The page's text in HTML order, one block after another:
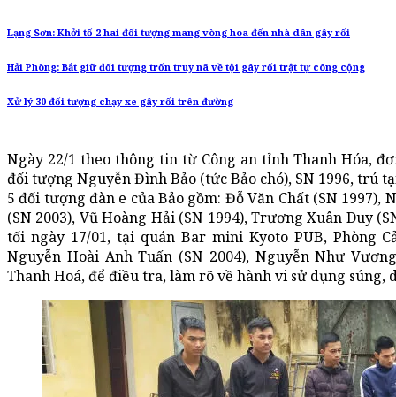
Lạng Sơn: Khởi tố 2 hai đối tượng mang vòng hoa đến nhà dân gây rối
Hải Phòng: Bắt giữ đối tượng trốn truy nã về tội gây rối trật tự công cộng
Xử lý 30 đối tượng chạy xe gây rối trên đường
Ngày 22/1 theo thông tin từ Công an tỉnh Thanh Hóa,
đối tượng Nguyễn Đình Bảo (tức Bảo chó), SN 1996, trú
5 đối tượng đàn e của Bảo gồm: Đỗ Văn Chất (SN 1997),
(SN 2003), Vũ Hoàng Hải (SN 1994), Trương Xuân Duy
tối ngày 17/01, tại quán Bar mini Kyoto PUB, Phòng
Nguyễn Hoài Anh Tuấn (SN 2004), Nguyễn Như
Thanh Hoá, để điều tra, làm rõ về hành vi sử dụng